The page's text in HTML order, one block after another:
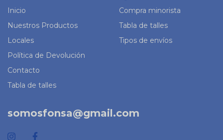
Inicio
Nuestros Productos
Locales
Política de Devolución
Contacto
Tabla de talles
Compra minorista
Tabla de talles
Tipos de envíos
somosfonsa@gmail.com